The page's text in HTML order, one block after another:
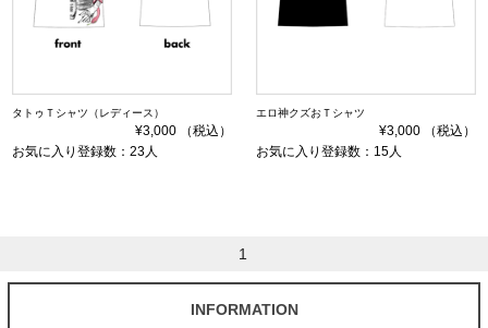
タトゥＴシャツ（レディース）
¥3,000 （税込）
お気に入り登録数：23人
エロ神クズおＴシャツ
¥3,000 （税込）
お気に入り登録数：15人
1
INFORMATION